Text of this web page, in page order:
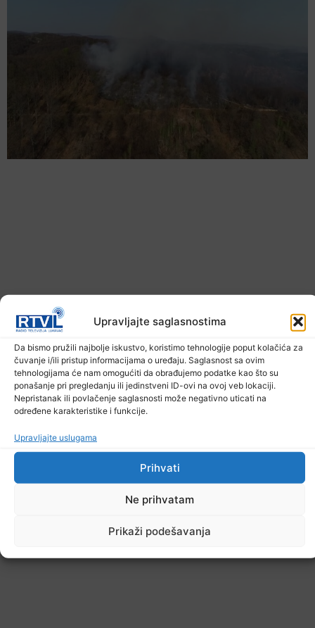
Upravljajte saglasnostima
Da bismo pružili najbolje iskustvo, koristimo tehnologije poput kolačića za
čuvanje i/ili pristup informacijama o uređaju. Saglasnost sa ovim
tehnologijama će nam omogućiti da obrađujemo podatke kao što su
ponašanje pri pregledanju ili jedinstveni ID-ovi na ovoj veb lokaciji.
Nepristanak ili povlačenje saglasnosti može negativno uticati na
određene karakteristike i funkcije.
Upravljajte uslugama
Prihvati
Ne prihvatam
Prikaži podešavanja
U TK povećan broj požara
7. Augusta 2026.